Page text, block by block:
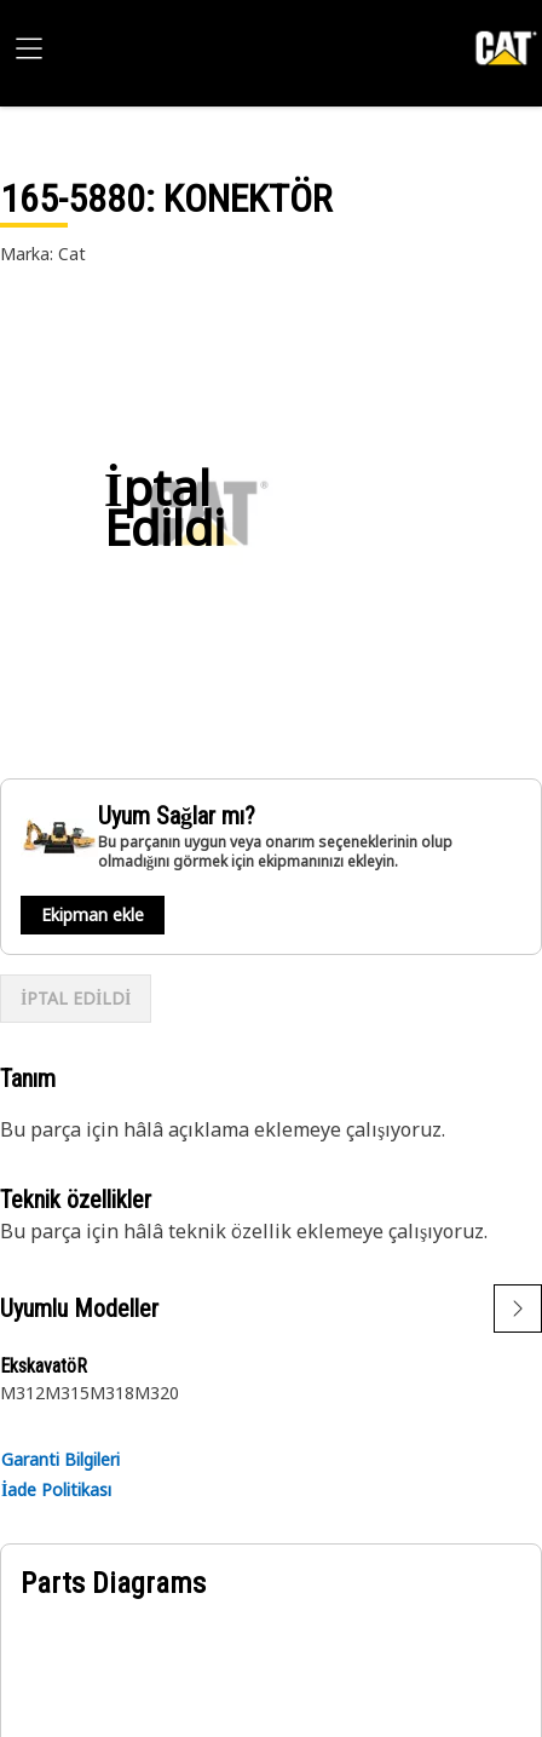
165-5880: KONEKTÖR
Marka: Cat
İptal
Edildi
Uyum Sağlar mı?
Bu parçanın uygun veya onarım seçeneklerinin olup
olmadığını görmek için ekipmanınızı ekleyin.
Ekipman ekle
İPTAL EDİLDİ
Tanım
Bu parça için hâlâ açıklama eklemeye çalışıyoruz.
Teknik özellikler
Bu parça için hâlâ teknik özellik eklemeye çalışıyoruz.
Uyumlu Modeller
EkskavatöR
M312M315M318M320
Garanti Bilgileri
İade Politikası
Parts Diagrams